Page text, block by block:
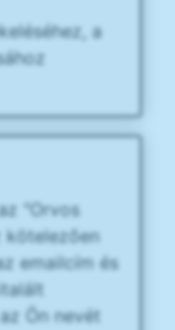
a
"Orvos
kötelezően
emailcím és
Ön nevét